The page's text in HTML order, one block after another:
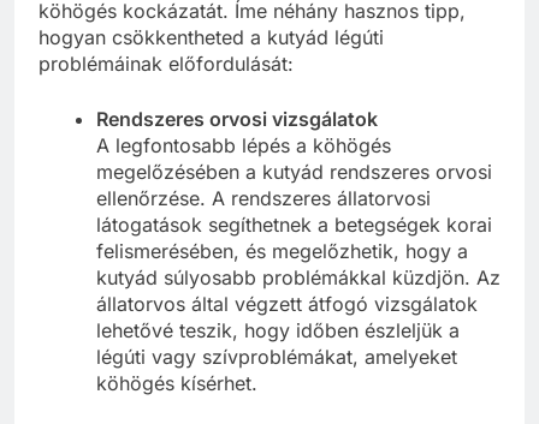
köhögés kockázatát. Íme néhány hasznos tipp,
hogyan csökkentheted a kutyád légúti
problémáinak előfordulását:
Rendszeres orvosi vizsgálatok
A legfontosabb lépés a köhögés
megelőzésében a kutyád rendszeres orvosi
ellenőrzése. A rendszeres állatorvosi
látogatások segíthetnek a betegségek korai
felismerésében, és megelőzhetik, hogy a
kutyád súlyosabb problémákkal küzdjön. Az
állatorvos által végzett átfogó vizsgálatok
lehetővé teszik, hogy időben észleljük a
légúti vagy szívproblémákat, amelyeket
köhögés kísérhet.